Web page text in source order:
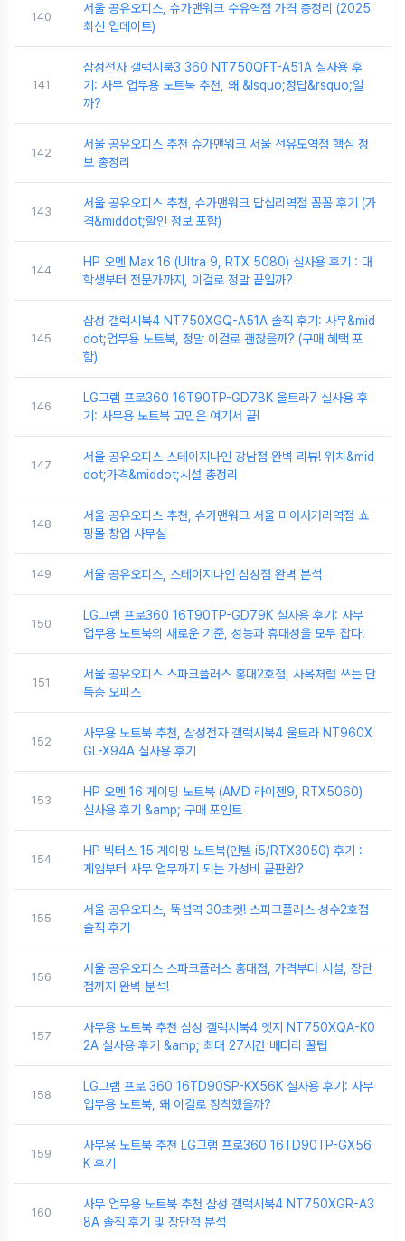
140
서울 공유오피스, 슈가맨워크 수유역점 가격 총정리 (2025
최신 업데이트)
141
삼성전자 갤럭시북3 360 NT750QFT-A51A 실사용 후
기: 사무 업무용 노트북 추천, 왜 &lsquo;정답&rsquo;일
까?
142
서울 공유오피스 추천 슈가맨워크 서울 선유도역점 핵심 정
보 총정리
143
서울 공유오피스 추천, 슈가맨워크 답십리역점 꼼꼼 후기 (가
격&middot;할인 정보 포함)
144
HP 오멘 Max 16 (Ultra 9, RTX 5080) 실사용 후기 : 대
학생부터 전문가까지, 이걸로 정말 끝일까?
145
삼성 갤럭시북4 NT750XGQ-A51A 솔직 후기: 사무&mid
dot;업무용 노트북, 정말 이걸로 괜찮을까? (구매 혜택 포
함)
146
LG그램 프로360 16T90TP-GD7BK 울트라7 실사용 후
기: 사무용 노트북 고민은 여기서 끝!
147
서울 공유오피스 스테이지나인 강남점 완벽 리뷰! 위치&mid
dot;가격&middot;시설 총정리
148
서울 공유오피스 추천, 슈가맨워크 서울 미아사거리역점 쇼
핑몰 창업 사무실
149 서울 공유오피스, 스테이지나인 삼성점 완벽 분석
150
LG그램 프로360 16T90TP-GD79K 실사용 후기: 사무
업무용 노트북의 새로운 기준, 성능과 휴대성을 모두 잡다!
151
서울 공유오피스 스파크플러스 홍대2호점, 사옥처럼 쓰는 단
독층 오피스
152
사무용 노트북 추천, 삼성전자 갤럭시북4 울트라 NT960X
GL-X94A 실사용 후기
153
HP 오멘 16 게이밍 노트북 (AMD 라이젠9, RTX5060)
실사용 후기 &amp; 구매 포인트
154
HP 빅터스 15 게이밍 노트북(인텔 i5/RTX3050) 후기 :
게임부터 사무 업무까지 되는 가성비 끝판왕?
155
서울 공유오피스, 뚝섬역 30초컷! 스파크플러스 성수2호점
솔직 후기
156
서울 공유오피스 스파크플러스 홍대점, 가격부터 시설, 장단
점까지 완벽 분석!
157
사무용 노트북 추천 삼성 갤럭시북4 엣지 NT750XQA-K0
2A 실사용 후기 &amp; 최대 27시간 배터리 꿀팁
158
LG그램 프로 360 16TD90SP-KX56K 실사용 후기: 사무
업무용 노트북, 왜 이걸로 정착했을까?
159
사무용 노트북 추천 LG그램 프로360 16TD90TP-GX56
K 후기
160
사무 업무용 노트북 추천 삼성 갤럭시북4 NT750XGR-A3
8A 솔직 후기 및 장단점 분석